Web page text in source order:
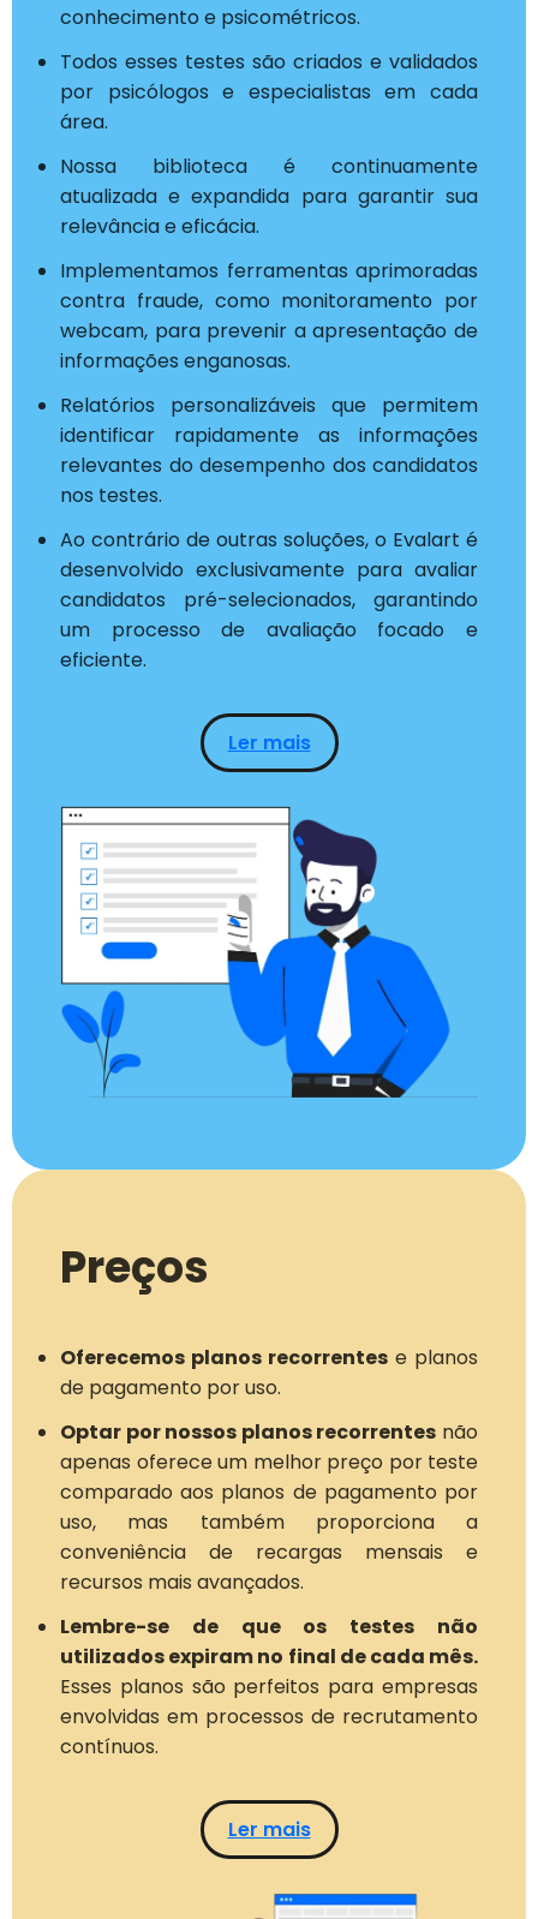
conhecimento e psicométricos.
Todos esses testes são criados e validados
por psicólogos e especialistas em cada
área.
Nossa biblioteca é continuamente
atualizada e expandida para garantir sua
relevância e eficácia.
Implementamos ferramentas aprimoradas
contra fraude, como monitoramento por
webcam, para prevenir a apresentação de
informações enganosas.
Relatórios personalizáveis que permitem
identificar rapidamente as informações
relevantes do desempenho dos candidatos
nos testes.
Ao contrário de outras soluções, o Evalart é
desenvolvido exclusivamente para avaliar
candidatos pré-selecionados, garantindo
um processo de avaliação focado e
eficiente.
Ler mais
Preços
Oferecemos planos recorrentes e planos
de pagamento por uso.
Optar por nossos planos recorrentes não
apenas oferece um melhor preço por teste
comparado aos planos de pagamento por
uso, mas também proporciona a
conveniência de recargas mensais e
recursos mais avançados.
Lembre-se de que os testes não
utilizados expiram no final de cada mês.
Esses planos são perfeitos para empresas
envolvidas em processos de recrutamento
contínuos.
Ler mais